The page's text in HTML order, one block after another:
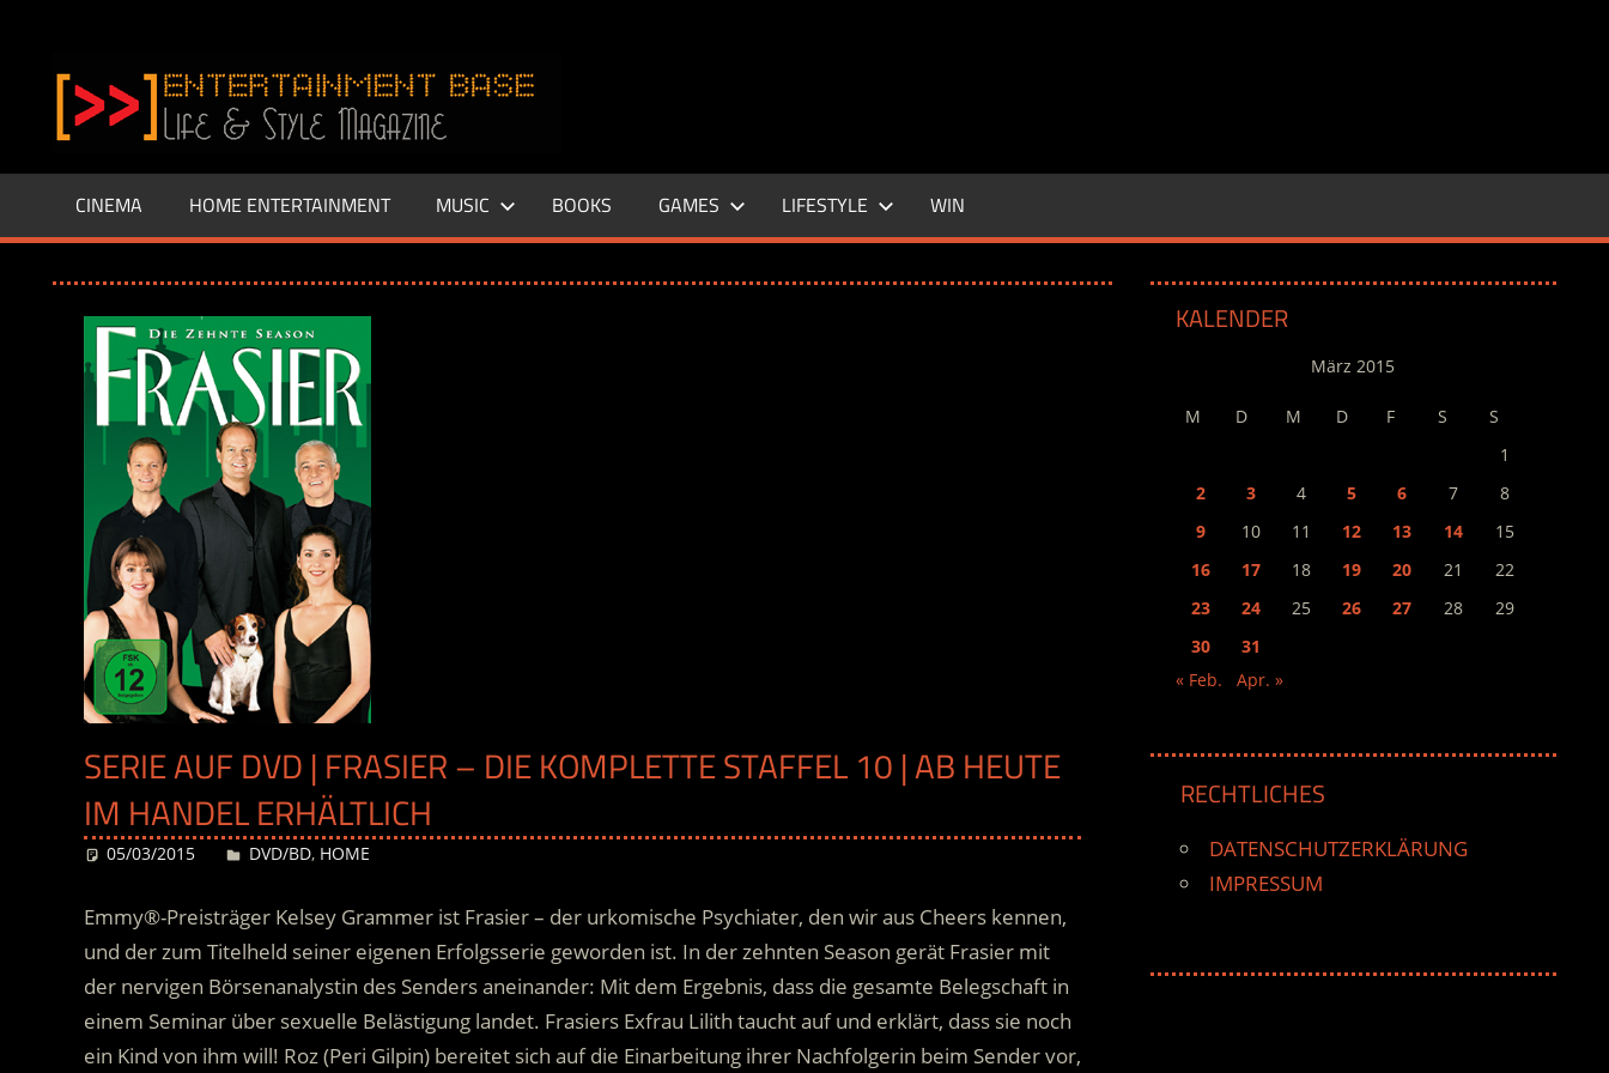
springen
–
LIFE
Base.de
CINEMA HOME ENTERTAINMENT MUSIC BOOKS GAMES LIFESTYLE WIN
SERIE AUF DVD | FRASIER – DIE KOMPLETTE STAFFEL 10 | AB HEUTE
IM HANDEL ERHÄLTLICH
05/03/2015 Desiree
DVD/BD, HOME
Emmy®-Preisträger Kelsey Grammer ist Frasier – der urkomische Psychiater, den wir aus Cheers kennen,
und der zum Titelheld seiner eigenen Erfolgsserie geworden ist. In der zehnten Season gerät Frasier mit
der nervigen Börsenanalystin des Senders aneinander: Mit dem Ergebnis, dass die gesamte Belegschaft in
einem Seminar über sexuelle Belästigung landet. Frasiers Exfrau Lilith taucht auf und erklärt, dass sie noch
ein Kind von ihm will! Roz (Peri Gilpin) bereitet sich auf die Einarbeitung ihrer Nachfolgerin beim Sender vor,
KALENDER
März 2015
M D M D F S
S
1
2
3 4 5 6 7
8
9
10 11 12 13 14
15
16
17 18 19 20 21
22
23
24 25 26 27 28
29
30
31
« Feb.
Apr. »
RECHTLICHES
DATENSCHUTZERKLÄRUNG
IMPRESSUM